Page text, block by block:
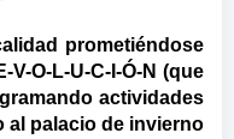
prometiéndose
O-L-U-C-I-Ó-N (que
actividades
al palacio de invierno